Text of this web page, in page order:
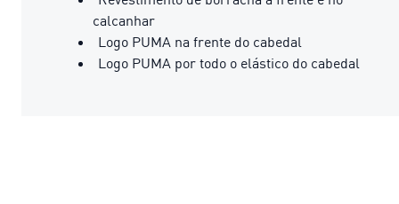
calcanhar
Logo PUMA na frente do cabedal
Logo PUMA por todo o elástico do cabedal